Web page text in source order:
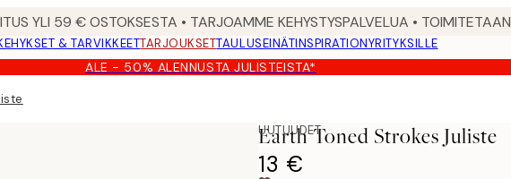
YLI 59 € OSTOKSESTA • TARJOAMME KEHYSTYSPALVELUA •
& TARVIKKEETTARJOUKSETTAULUSEINÄTINSPIRATIONYRITYKSILLE
ALE - 50% ALENNUSTA JULISTEISTA*
UUTUUDET
Earth Toned Strokes Juliste
13 €